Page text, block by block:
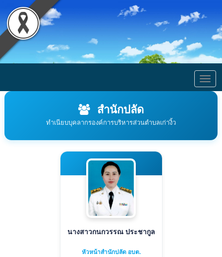
สำนักปลัด
ทำเนียบบุคลากรองค์การบริหารส่วนตำบลเก่างิ้ว
นางสาวกนกวรรณ ประชากูล
หัวหน้าสำนักปลัด อบต.